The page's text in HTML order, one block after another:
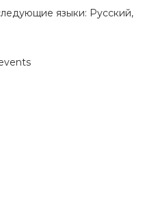
языки: Русский,